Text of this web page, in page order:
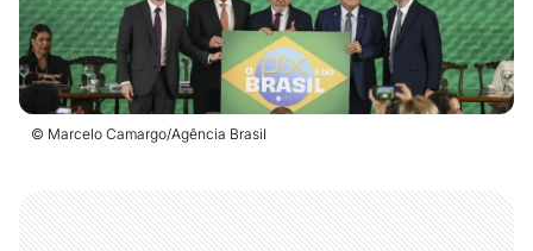
© Marcelo Camargo/Agência Brasil